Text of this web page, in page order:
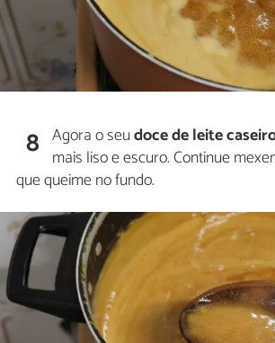
8 Agora o seudoce de leite
mais liso e escuro. Continue
que queime no fundo.